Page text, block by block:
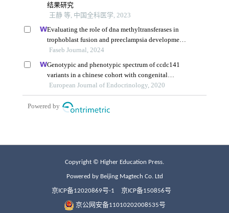
Copyright © Higher Education Press.
Powered by Beijing Magtech Co. Ltd
京ICP备12020869号-1 京ICP备150856号
京公网安备11010202008535号